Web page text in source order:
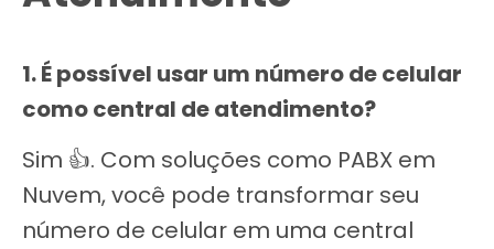
1. É possível usar um número de celular
como central de atendimento?
Sim 👍. Com soluções como PABX em
Nuvem, você pode transformar seu
número de celular em uma central